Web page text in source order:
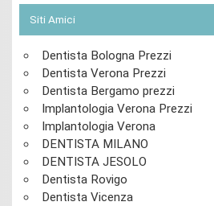
Siti Amici
Dentista Bologna Prezzi
Dentista Verona Prezzi
Dentista Bergamo prezzi
Implantologia Verona Prezzi
Implantologia Verona
DENTISTA MILANO
DENTISTA JESOLO
Dentista Rovigo
Dentista Vicenza